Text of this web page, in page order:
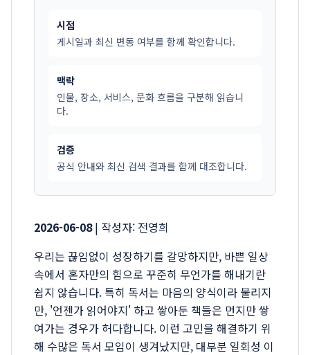
시점
게시일과 최신 변동 여부를 함께 확인합니다.
맥락
인물, 장소, 서비스, 문화 흐름을 구분해 읽습니
다.
검증
공식 안내와 최신 검색 결과를 함께 대조합니다.
2026-06-08| 작성자: 전영희
우리는 끊임없이 성장하기를 갈망하지만, 바쁜 일상
속에서 혼자만의 힘으로 꾸준히 무언가를 해내기란
쉽지 않습니다. 특히 독서는 마음의 양식이라 불리지
만, '언젠가 읽어야지' 하고 쌓아둔 책들은 먼지만 쌓
여가는 경우가 허다합니다. 이런 고민을 해결하기 위
해 수많은 독서 모임이 생겨났지만, 대부분 일회성 이